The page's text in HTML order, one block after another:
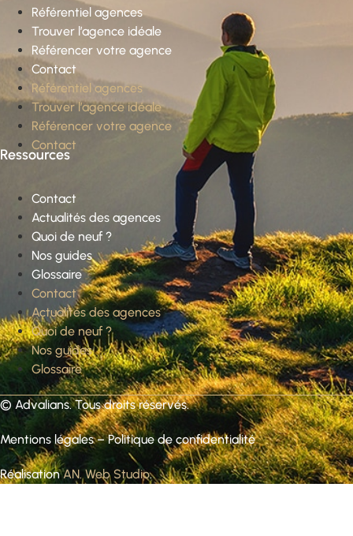
Référentiel agences
Trouver l’agence idéale
Référencer votre agence
Contact
Référentiel agences
Trouver l’agence idéale
Référencer votre agence
Contact
Ressources
Contact
Actualités des agences
Quoi de neuf ?
Nos guides
Glossaire
Contact
Actualités des agences
Quoi de neuf ?
Nos guides
Glossaire
© Advalians. Tous droits réservés.
Mentions légales–Politique de confidentialité
RéalisationAN. Web Studio.